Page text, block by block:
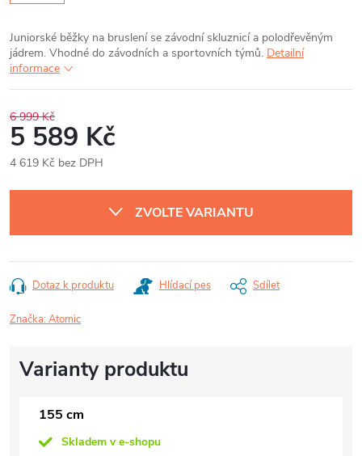
Juniorské běžky na bruslení se závodní skluznicí a polodřevěným
jádrem. Vhodné do závodních a sportovních týmů. Detailní
informace
6 999 Kč
5 589 Kč
4 619 Kč bez DPH
cena:
ZVOLTE VARIANTU
Dotaz k produktu Hlídací pes Sdílet
Značka:Atomic
155 cm
Skladem v e-shopu